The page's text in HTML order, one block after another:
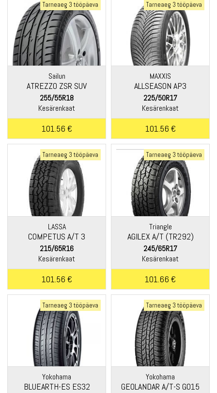
Tarneaeg 3 tööpäeva
Sailun
ATREZZO ZSR SUV
255/55R18
Kesärenkaat
101.56 €
Tarneaeg 3 tööpäeva
MAXXIS
ALLSEASON AP3
225/50R17
Kesärenkaat
101.56 €
Tarneaeg 3 tööpäeva
LASSA
COMPETUS A/T 3
215/65R16
Kesärenkaat
101.56 €
Tarneaeg 3 tööpäeva
Triangle
AGILEX A/T (TR292)
245/65R17
Kesärenkaat
101.66 €
Tarneaeg 3 tööpäeva
Yokohama
BLUEARTH-ES ES32
Tarneaeg 3 tööpäeva
Yokohama
GEOLANDAR A/T-S G015